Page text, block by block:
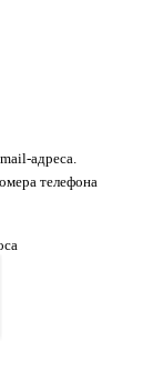
адреса.
телефона